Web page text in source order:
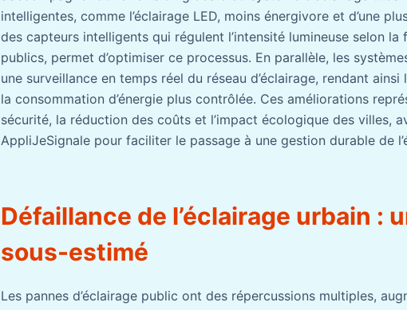
intelligentes, comme l’éclairage LED, moins énergivore et d’une
des capteurs intelligents qui régulent l’intensité lumineuse selon
publics, permet d’optimiser ce processus. En parallèle, les
une surveillance en temps réel du réseau d’éclairage, rendant
la consommation d’énergie plus contrôlée. Ces améliorations
sécurité, la réduction des coûts et l’impact écologique des villes,
AppliJeSignale pour faciliter le passage à une gestion durable de
Défaillance de l’éclairage urbain :
sous-estimé
Les pannes d’éclairage public ont des répercussions multiples,